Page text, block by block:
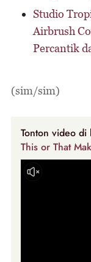
Studio
Airbrush
Percantik
(sim/sim)
Tonton video di
This or That